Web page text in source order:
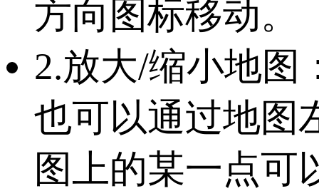
方向图标移动。
2.放大/缩小地图
也可以通过地图
图上的某一点可